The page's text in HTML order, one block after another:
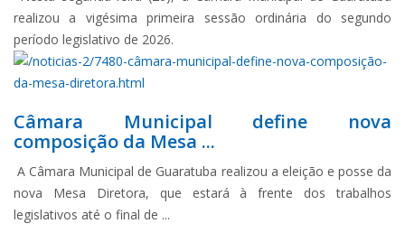
realizou a vigésima primeira sessão ordinária do segundo
período legislativo de 2026.
Câmara Municipal define nova
composição da Mesa ...
A Câmara Municipal de Guaratuba realizou a eleição e posse da
nova Mesa Diretora, que estará à frente dos trabalhos
legislativos até o final de ...